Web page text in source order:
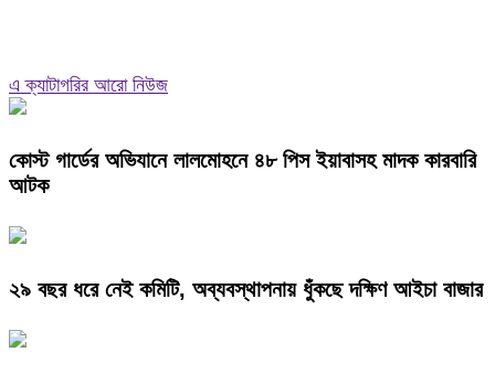
এ ক্যাটাগরির আরো নিউজ
কোস্ট গার্ডের অভিযানে লালমোহনে ৪৮ পিস ইয়াবাসহ মাদক কারবারি
আটক
২৯ বছর ধরে নেই কমিটি, অব্যবস্থাপনায় ধুঁকছে দক্ষিণ আইচা বাজার